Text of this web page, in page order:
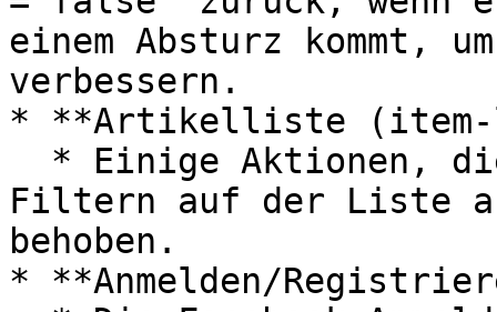
einem Absturz kommt,
verbessern.
* **Artikelliste
Filtern auf der Liste
behoben.
* **Anmelden/